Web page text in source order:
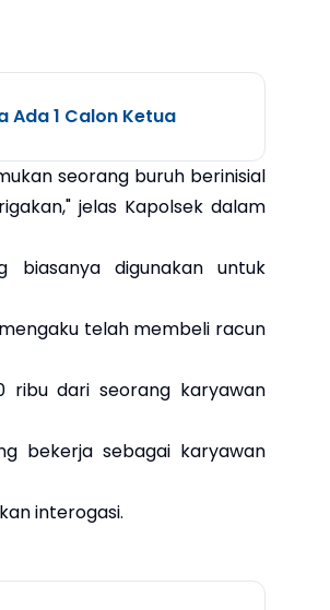
Ada 1 Calon Ketua
seorang buruh berinisial
jelas Kapolsek dalam
biasanya digunakan untuk
telah membeli racun
ribu dari seorang karyawan
bekerja sebagai karyawan
interogasi.